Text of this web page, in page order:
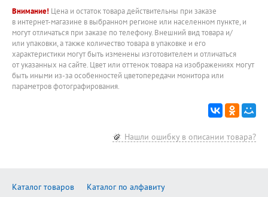
Внимание! Цена и остаток товара действительны при заказе
в интернет-магазине в выбранном регионе или населенном пункте, и
могут отличаться при заказе по телефону. Внешний вид товара и/
или упаковки, а также количество товара в упаковке и его
характеристики могут быть изменены изготовителем и отличаться
от указанных на сайте. Цвет или оттенок товара на изображениях могут
быть иными из-за особенностей цветопередачи монитора или
параметров фотографирования.
Нашли ошибку в описании товара?
Каталог товаров Каталог по алфавиту